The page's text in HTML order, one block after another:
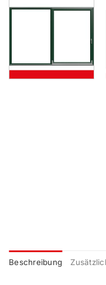
Beschreibung